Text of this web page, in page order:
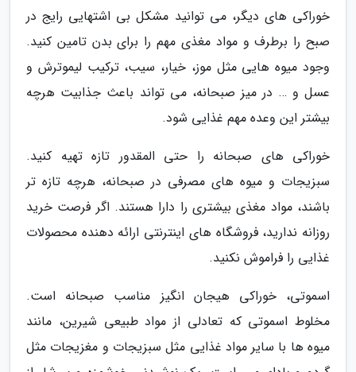
خوراکی های دیگر، می توانید مشکل بی اشتهایی رایج در
صبح را برطرف و مواد مغذی مهم را برای بدن تامین کنید.
وجود میوه هایی مثل موز، خیار، سیب، ترکیب لیموترش و
عسل و … در میز صبحانه، می تواند باعث جذابیت هرچه
بیشتر این وعده مهم غذایی شود.
خوراکی های صبحانه را حتی المقدور تازه تهیه کنید.
سبزیجات و میوه های مصرفی در صبحانه، هرچه تازه تر
باشند، مواد مغذی بیشتری را دارا هستند. اگر فرصت خرید
روزانه ندارید، فروشگاه های اینترنتی ارائه دهنده محصولات
غذایی را فراموش نکنید.
اسموتی، خوراکی هیجان انگیز مناسب صبحانه است.
مخلوط اسموتی که تعادلی از مواد طبیعی شیرین، مانند
میوه ها با سایر مواد غذایی مثل سبزیجات و مغزیجات مثل